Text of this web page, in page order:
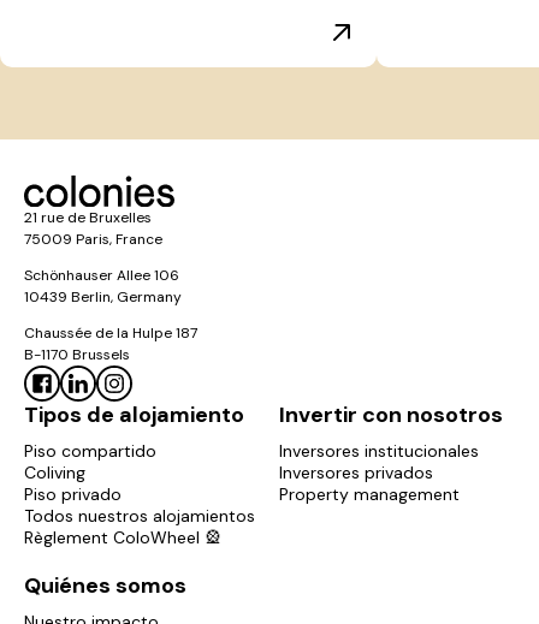
21 rue de Bruxelles
75009 Paris, France
Schönhauser Allee 106
10439 Berlin, Germany
Chaussée de la Hulpe 187
B-1170 Brussels
Tipos de alojamiento
Piso compartido
Coliving
Piso privado
Todos nuestros alojamientos
Règlement ColoWheel 🎡
Invertir con nosotros
Inversores institucionales
Inversores privados
Property management
Quiénes somos